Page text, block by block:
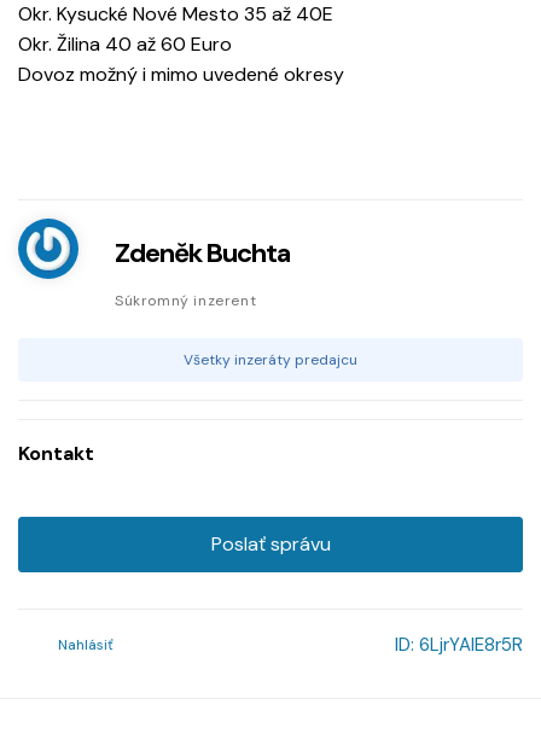
Okr. Kysucké Nové Mesto 35 až 40E
Okr. Žilina 40 až 60 Euro
Dovoz možný i mimo uvedené okresy
Zdeněk Buchta
Súkromný inzerent
Všetky inzeráty predajcu
Kontakt
Poslať správu
Nahlásiť ID: 6LjrYAlE8r5R